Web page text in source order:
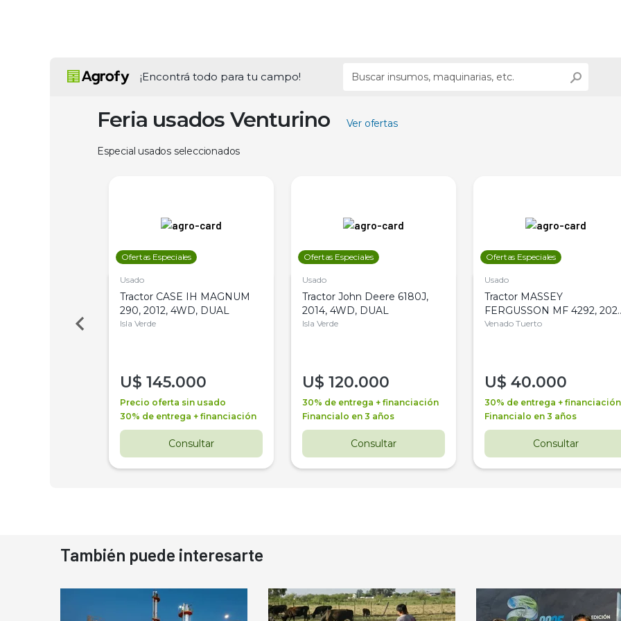
¡Encontrá todo para tu campo!
Feria usados Venturino Ver ofertas
Especial usados seleccionados
Ofertas Especiales
Usado
Tractor CASE IH MAGNUM
290, 2012, 4WD, DUAL
Isla Verde
U$ 145.000
Precio oferta sin usado
30% de entrega + financiación
Consultar
Ofertas Especiales
Usado
Tractor John Deere 6180J,
2014, 4WD, DUAL
Isla Verde
U$ 120.000
30% de entrega + financiación
Financialo en 3 años
Consultar
Ofertas Especiales
Usado
Tractor MASSEY
FERGUSSON MF 4292,
4WD, PATON
Venado Tuerto
U$ 40.000
30% de entrega + financiación
Financialo en 3 años
Consultar
También puede interesarte